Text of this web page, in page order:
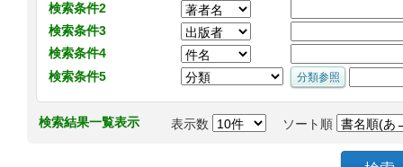
検索条件2
検索条件3
検索条件4
検索条件5
検索結果一覧表示 表示数 ソート順